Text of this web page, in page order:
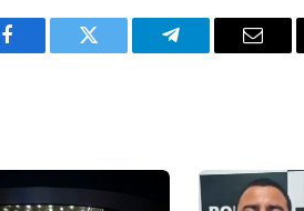
Facebook Twitter Telegram Email